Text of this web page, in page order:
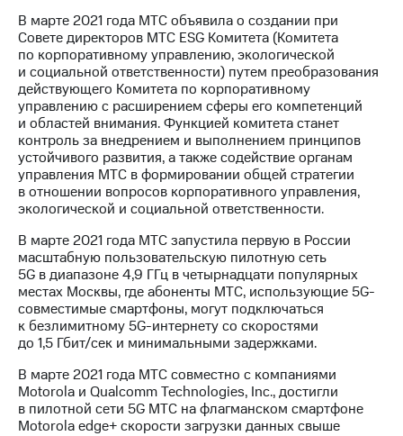
В марте 2021 года МТС объявила о создании при
Совете директоров МТС ESG Комитета (Комитета
по корпоративному управлению, экологической
и социальной ответственности) путем преобразования
действующего Комитета по корпоративному
управлению с расширением сферы его компетенций
и областей внимания. Функцией комитета станет
контроль за внедрением и выполнением принципов
устойчивого развития, а также содействие органам
управления МТС в формировании общей стратегии
в отношении вопросов корпоративного управления,
экологической и социальной ответственности.
В марте 2021 года МТС запустила первую в России
масштабную пользовательскую пилотную сеть
5G в диапазоне 4,9 ГГц в четырнадцати популярных
местах Москвы, где абоненты МТС, использующие 5G-
совместимые смартфоны, могут подключаться
к безлимитному 5G-интернету со скоростями
до 1,5 Гбит/cек и минимальными задержками.
В марте 2021 года МТС совместно с компаниями
Motorola и Qualcomm Technologies, Inc., достигли
в пилотной сети 5G МТС на флагманском смартфоне
Motorola edge+ скорости загрузки данных свыше